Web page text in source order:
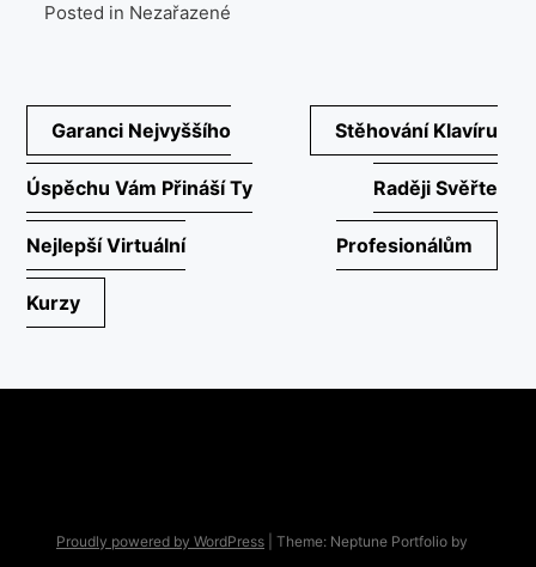
Posted in Nezařazené
Navigace
pro
příspěvek
Garanci Nejvyššího
Úspěchu Vám Přináší Ty
Nejlepší Virtuální
Kurzy
Stěhování Klavíru
Raději Svěřte
Profesionálům
Proudly powered by WordPress
Theme: Neptune Portfolio by